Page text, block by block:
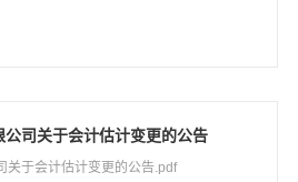
司关于会计估计变更的公告
关于会计估计变更的公告.pdf